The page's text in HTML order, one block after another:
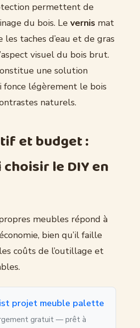
permettent de
du bois. Le vernis mat
taches d’eau et de gras
visuel du bois brut.
une solution
fonce légèrement le bois
naturels.
et budget :
le DIY en
meubles répond à
bien qu’il faille
coûts de l’outillage et
projet meuble palette
gratuit — prêt à